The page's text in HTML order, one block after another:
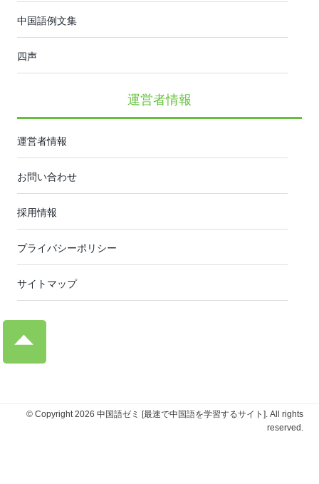
中国語例文集
四声
運営者情報
運営者情報
お問い合わせ
採用情報
プライバシーポリシー
サイトマップ
© Copyright 2026 中国語ゼミ [最速で中国語を学習するサイト]. All rights
reserved.